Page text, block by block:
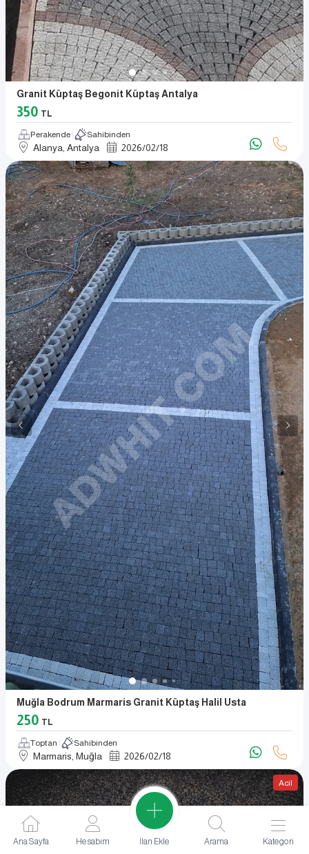
Granit Küptaş Begonit Küptaş Antalya
350 TL
Perakende Sahibinden
Alanya, Antalya 2026/02/18
Muğla Bodrum Marmaris Granit Küptaş Halil Usta
250 TL
Toptan Sahibinden
Marmaris, Muğla 2026/02/18
Acil
Ana Sayfa Hesabım İlan Ekle Arama Kategori